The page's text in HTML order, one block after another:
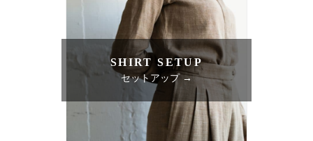
SHIRT SETUP
セットアップ →